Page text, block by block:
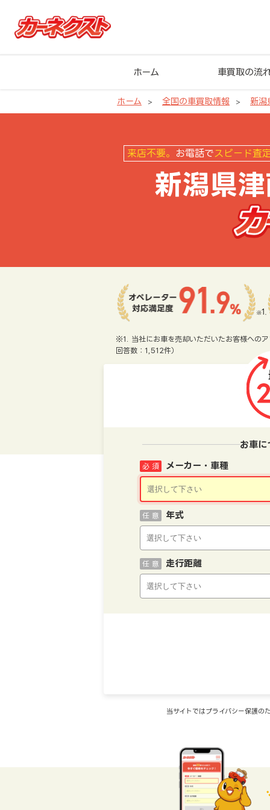
ホーム 車買取の流
ホーム 全国の車買取情報 新潟
来店不要。 お電話で スピード査
新潟県
※1. 当社にお車を売却いただいたお客様への
回答数：1,512件）
お車に
メーカー・車種
必 須
年式
任 意
走行距離
任 意
当サイトではプライバシー保護の